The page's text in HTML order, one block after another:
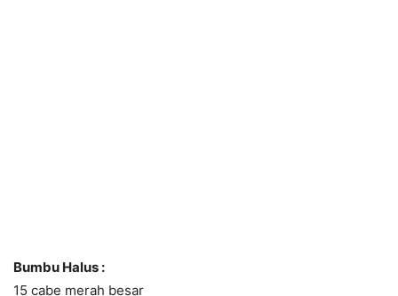
Bumbu Halus :
15 cabe merah besar